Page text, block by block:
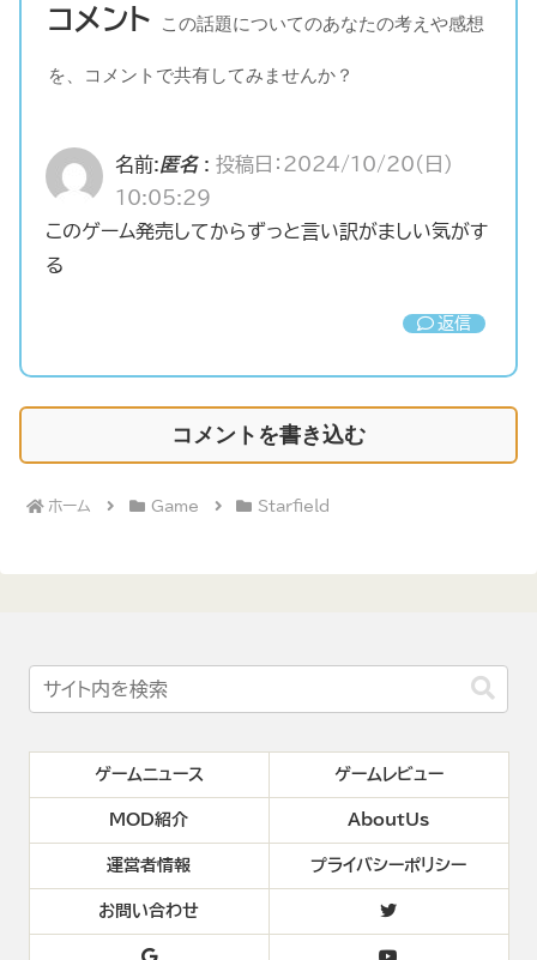
コメント この話題についてのあなたの考えや感想
を、コメントで共有してみませんか？
名前:匿名: 投稿日：2024/10/20(日)
10:05:29
このゲーム発売してからずっと言い訳がましい気がす
る
返信
コメントを書き込む
ホーム Game Starfield
ゲームニュース ゲームレビュー
MOD紹介 AboutUs
運営者情報 プライバシーポリシー
お問い合わせ